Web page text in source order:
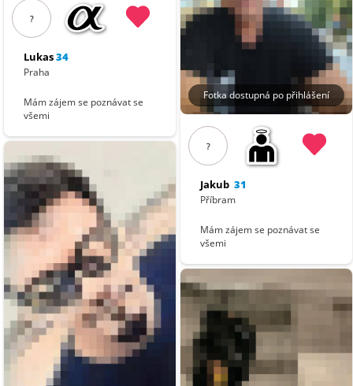
?
Lukas34
Praha
Mám zájem se poznávat se
všemi
Fotka dostupná po přihlášení
?
Jakub 31
Příbram
Mám zájem se poznávat se
všemi